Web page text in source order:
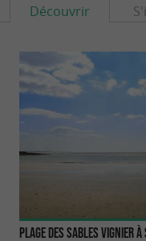
Découvrir
Plage des Sables Vignier